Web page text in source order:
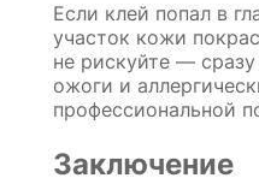
Если клей попал в
участок кожи
не рискуйте —
ожоги и
профессиональной
Заключение